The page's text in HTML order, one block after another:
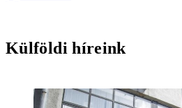
Külföldi híreink